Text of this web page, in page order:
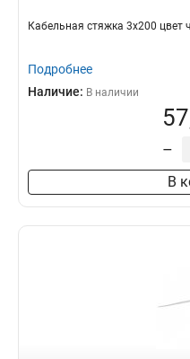
Кабельная стяжка 3x200
Подробнее
Наличие: В наличии
–
В